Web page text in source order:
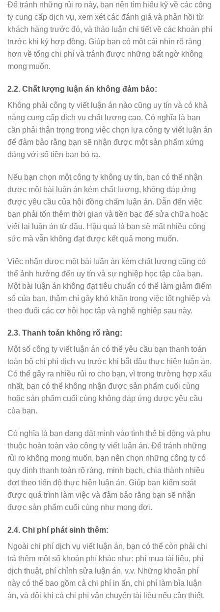
Để tránh những rủi ro này, bạn nên tìm hiểu kỹ về các công
ty cung cấp dịch vụ, xem xét các đánh giá và phản hồi từ
khách hàng trước đó, và thảo luận chi tiết về các khoản phí
trước khi ký hợp đồng. Giúp bạn có một cái nhìn rõ ràng
hơn về tổng chi phí và tránh được những bất ngờ không
mong muốn.
2.2. Chất lượng luận án không đảm bảo:
Không phải công ty viết luận án nào cũng uy tín và có khả
năng cung cấp dịch vụ chất lượng cao. Có nghĩa là bạn
cần phải thận trọng trong việc chọn lựa công ty viết luận án
để đảm bảo rằng bạn sẽ nhận được một sản phẩm xứng
đáng với số tiền bạn bỏ ra.
Nếu bạn chọn một công ty không uy tín, bạn có thể nhận
được một bài luận án kém chất lượng, không đáp ứng
được yêu cầu của hội đồng chấm luận án. Dẫn đến việc
bạn phải tốn thêm thời gian và tiền bạc để sửa chữa hoặc
viết lại luận án từ đầu. Hậu quả là bạn sẽ mất nhiều công
sức mà vẫn không đạt được kết quả mong muốn.
Việc nhận được một bài luận án kém chất lượng cũng có
thể ảnh hưởng đến uy tín và sự nghiệp học tập của bạn.
Một bài luận án không đạt tiêu chuẩn có thể làm giảm điểm
số của bạn, thậm chí gây khó khăn trong việc tốt nghiệp và
theo đuổi các cơ hội học tập và nghề nghiệp sau này.
2.3. Thanh toán không rõ ràng:
Một số công ty viết luận án có thể yêu cầu bạn thanh toán
toàn bộ chi phí dịch vụ trước khi bắt đầu thực hiện luận án.
Có thể gây ra nhiều rủi ro cho bạn, vì trong trường hợp xấu
nhất, bạn có thể không nhận được sản phẩm cuối cùng
hoặc sản phẩm cuối cùng không đáp ứng được yêu cầu
của bạn.
Có nghĩa là bạn đang đặt mình vào tình thế bị động và phụ
thuộc hoàn toàn vào công ty viết luận án. Để tránh những
rủi ro không mong muốn, bạn nên chọn những công ty có
quy định thanh toán rõ ràng, minh bạch, chia thành nhiều
đợt theo tiến độ thực hiện luận án. Giúp bạn kiểm soát
được quá trình làm việc và đảm bảo rằng bạn sẽ nhận
được sản phẩm cuối cùng như mong đợi.
2.4. Chi phí phát sinh thêm:
Ngoài chi phí dịch vụ viết luận án, bạn có thể còn phải chi
trả thêm một số khoản phí khác như: phí mua tài liệu, phí
dịch thuật, phí chỉnh sửa luận án, v.v. Những khoản phí
này có thể bao gồm cả chi phí in ấn, chi phí làm bìa luận
án, và đôi khi cả chi phí vận chuyển tài liệu nếu cần thiết.